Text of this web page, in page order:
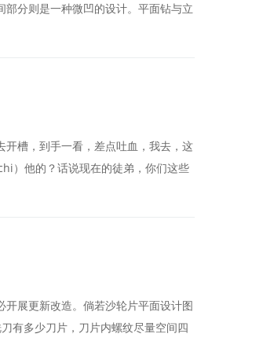
分则是一种微凹的设计。平面钻与立
槽，到手一看，差点吐血，我去，这
）他的？话说现在的徒弟，你们这些
展更新改造。倘若沙轮片平面设计图
有多少刀片，刀片内螺纹尽量空间四